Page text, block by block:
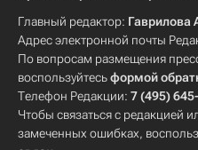
Главный редактор: Гаврилова
Адрес электронной почты
По вопросам размещения
воспользуйтесьформой
Телефон Редакции: 7 (495)
Чтобы связаться с редакцией
замеченных ошибках,